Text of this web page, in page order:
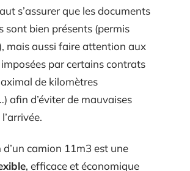
s’assurer que les documents
sont bien présents (permis
mais aussi faire attention aux
par certains contrats
de kilomètres
afin d’éviter de mauvaises
camion 11m3 est une
, efficace et économique